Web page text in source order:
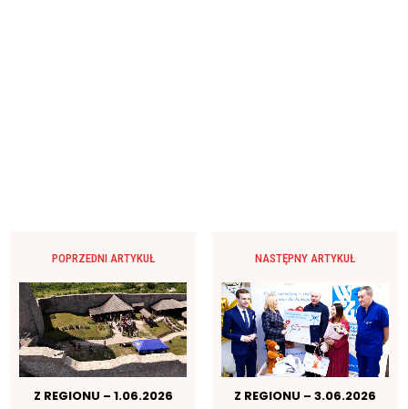
POPRZEDNI ARTYKUŁ
Z REGIONU – 1.06.2026
NASTĘPNY ARTYKUŁ
Z REGIONU – 3.06.2026